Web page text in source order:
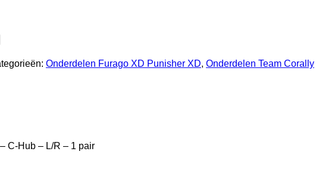
Onderdelen Furago XD Punisher XD, Onderdelen Team Corally
C-Hub – L/R – 1 pair